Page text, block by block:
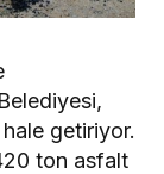
hale getiriyor.
ton asfalt